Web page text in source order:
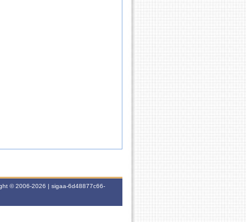
© 2006-2026 | sigaa-6d48877c66-